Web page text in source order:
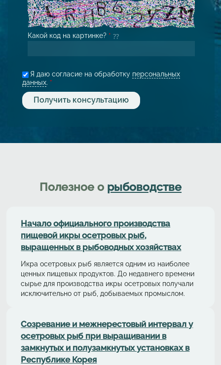
Какой код на картинке? *
Я даю согласие на обработку персональных
данных. *
Полезное о рыбоводстве
Начало официального производства
пищевой икры осетровых рыб,
выращенных в рыбоводных хозяйствах
Икра осетровых рыб является одним из наиболее
ценных пищевых продуктов. До недавнего времени
сырье для производства икры осетровых получали
исключительно от рыб, добываемых промыслом.
Cозревание и межнерестовый интервал у
осетровых рыб при выращивании в
замкнутых и полузамкнутых установках в
Республике Корея